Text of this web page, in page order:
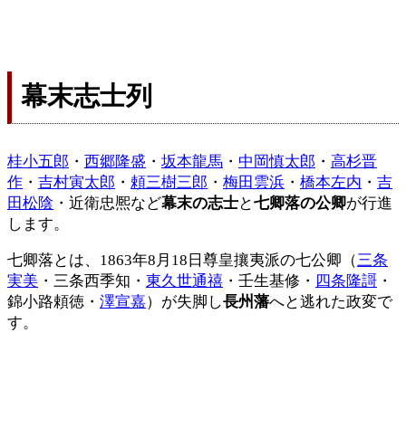
幕末志士列
桂小五郎 ・ 西郷隆盛 ・ 坂本龍馬 ・ 中岡慎太郎 ・ 高杉晋
作 ・ 吉村寅太郎 ・ 頼三樹三郎 ・ 梅田雲浜 ・ 橋本左内 ・ 吉
田松陰 ・近衛忠熈など幕末の志士と七卿落の公卿が行進
します。
七卿落とは、1863年8月18日尊皇攘夷派の七公卿（三条
実美 ・三条西季知・ 東久世通禧 ・壬生基修・ 四条隆謌 ・
錦小路頼徳・ 澤宣嘉）が失脚し長州藩へと逃れた政変で
す。